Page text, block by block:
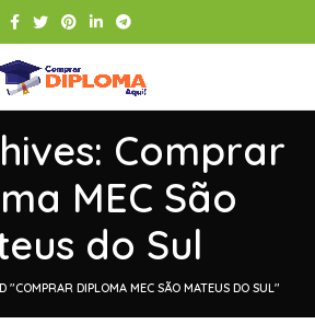
Comprar
MEC São
do Sul
"COMPRAR DIPLOMA MEC SÃO MATEUS DO SUL"